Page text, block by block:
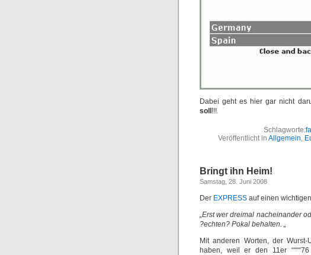
Dabei geht es hier gar nicht
soll !!!
Schlagworte:
Veröffentlicht in Allgemein,
Bringt ihn Heim!
Samstag, 28. Juni 2008
Der EXPRESS auf einen
„Erst wer dreimal nacheinander
?echten? Pokal behalten. „
Mit anderen Worten, der
haben, weil er den 11er